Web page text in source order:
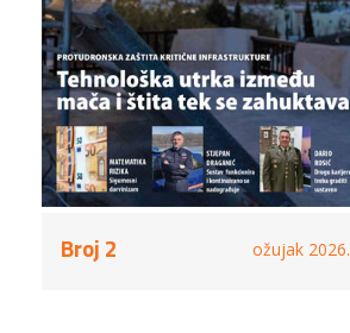
Broj 2 ožujak 2026.